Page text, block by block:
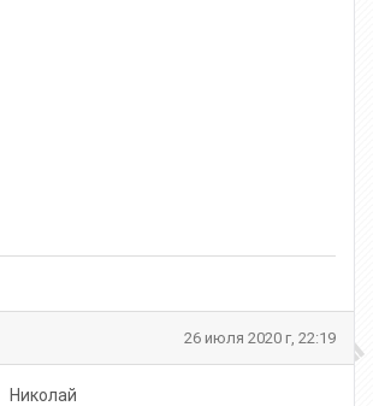
26 июля 2020 г, 22:19
Николай